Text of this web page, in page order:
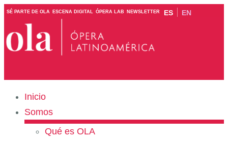
SÉ PARTE DE OLA ESCENA DIGITAL ÓPERA LAB NEWSLETTER ES EN
Inicio
Somos
Qué es OLA